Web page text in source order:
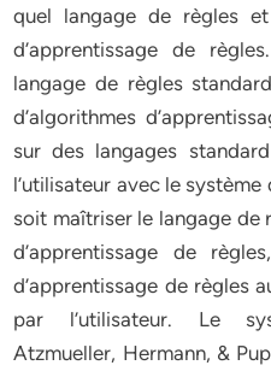
quel langage de règles
d’apprentissage de
langage de règles
d’algorithmes
sur des langages
l’utilisateur avec le système
soit maîtriser le langage de
d’apprentissage de
d’apprentissage de règles
par l’utilisateur. Le
Atzmueller, Hermann, &